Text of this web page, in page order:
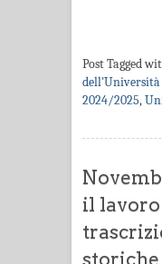
Post Tagged
dell'Università
2024/2025,
il